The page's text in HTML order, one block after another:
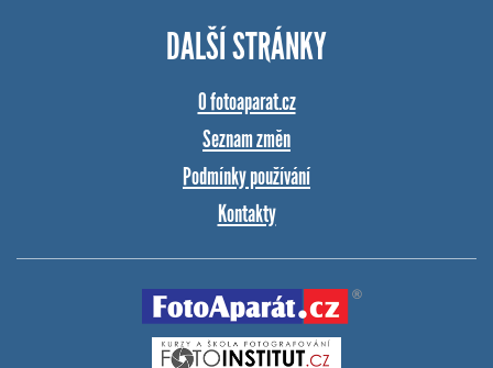
DALŠÍ STRÁNKY
O fotoaparat.cz
Seznam změn
Podmínky používání
Kontakty